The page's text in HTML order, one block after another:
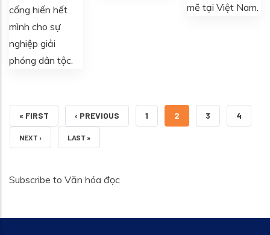
cống hiến hết
mình cho sự
nghiệp giải
phóng dân tộc.
mẽ tại Việt Nam.
FIRST PAGE
« FIRST TRANG TRƯỚC
‹ PREVIOUS TRANG
1 TRANG HIỆN THỜI
2 TRANG
3 TRANG
4
NEXT PAGE
NEXT › LAST PAGE
LAST »
Subscribe to Văn hóa đọc